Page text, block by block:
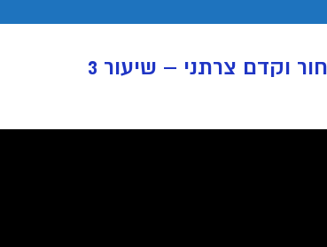
וקדם צרתני – שיעור 3